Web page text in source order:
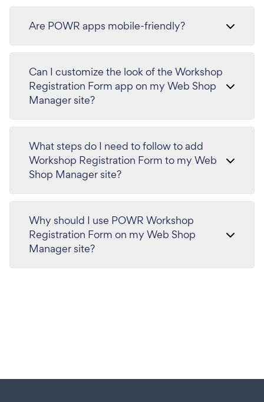
Are POWR apps mobile-friendly?
Can I customize the look of the Workshop
Registration Form app on my Web Shop
Manager site?
What steps do I need to follow to add
Workshop Registration Form to my Web
Shop Manager site?
Why should I use POWR Workshop
Registration Form on my Web Shop
Manager site?